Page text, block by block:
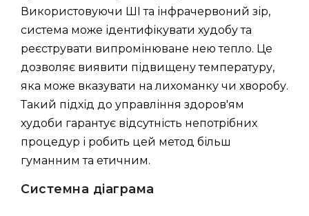
Використовуючи ШІ та інфрачервоний зір,
система може ідентифікувати худобу та
реєструвати випромінюване нею тепло. Це
дозволяє виявити підвищену температуру,
яка може вказувати на лихоманку чи хворобу.
Такий підхід до управління здоров'ям
худоби гарантує відсутність непотрібних
процедур і робить цей метод більш
гуманним та етичним.
Системна діаграма